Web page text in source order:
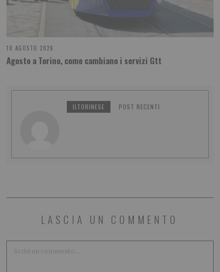
10 AGOSTO 2026
Agosto a Torino, come cambiano i servizi Gtt
ILTORINESE POST RECENTI
LASCIA UN COMMENTO